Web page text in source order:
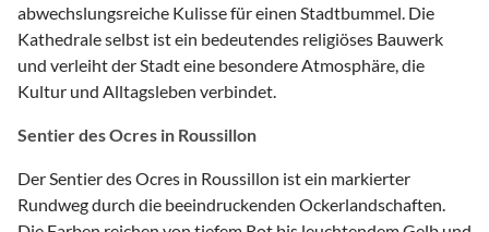
abwechslungsreiche Kulisse für einen Stadtbummel. Die
Kathedrale selbst ist ein bedeutendes religiöses Bauwerk
und verleiht der Stadt eine besondere Atmosphäre, die
Kultur und Alltagsleben verbindet.
Sentier des Ocres in Roussillon
Der Sentier des Ocres in Roussillon ist ein markierter
Rundweg durch die beeindruckenden Ockerlandschaften.